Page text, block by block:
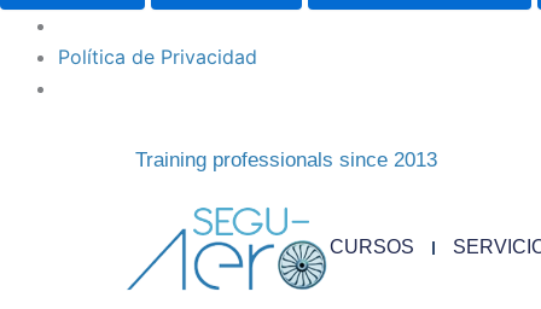
Política de Privacidad
Training professionals since 2013
CURSOS